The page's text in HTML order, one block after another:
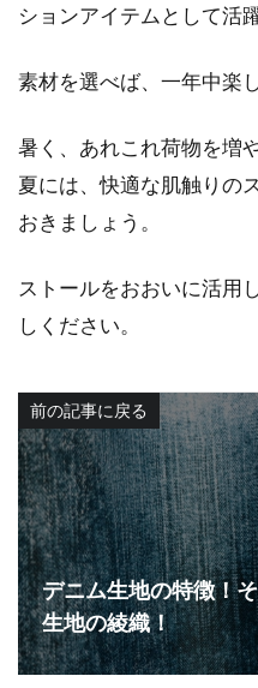
ションアイテムとして活
素材を選べば、一年中楽
暑く、あれこれ荷物を増
夏には、快適な肌触りの
おきましょう。
ストールをおおいに活用
しください。
前の記事に戻る
デニム生地の特徴！
生地の綾織！